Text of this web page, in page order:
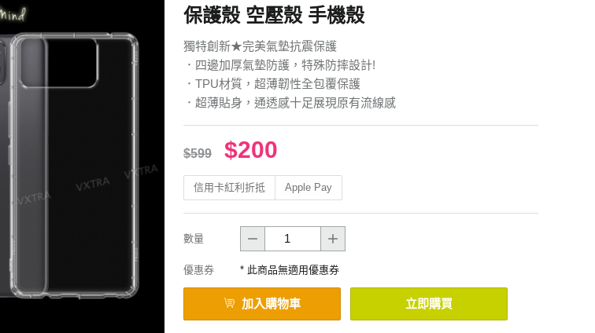
保護殼 空壓殼 手機殼
獨特創新★完美氣墊抗震保護
．四邊加厚氣墊防護，特殊防摔設計!
．TPU材質，超薄韌性全包覆保護
．超薄貼身，通透感十足展現原有流線感
$599 $200
信用卡紅利折抵 Apple Pay
數量
優惠券 * 此商品無適用優惠券
加入購物車 立即購買